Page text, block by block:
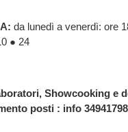
da lunedì a venerdì: ore
● 24
Showcooking e
posti : info